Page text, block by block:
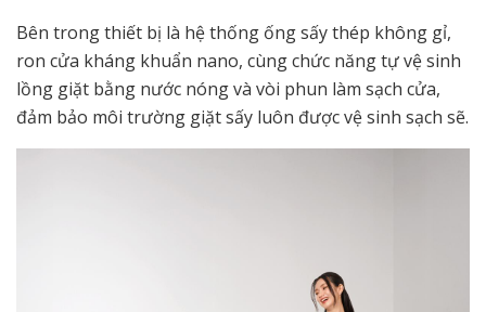
Bên trong thiết bị là hệ thống ống sấy thép không gỉ,
ron cửa kháng khuẩn nano, cùng chức năng tự vệ sinh
lồng giặt bằng nước nóng và vòi phun làm sạch cửa,
đảm bảo môi trường giặt sấy luôn được vệ sinh sạch sẽ.